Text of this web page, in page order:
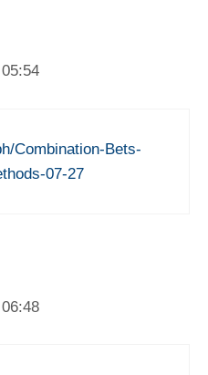
Combination-Bets-
07-27